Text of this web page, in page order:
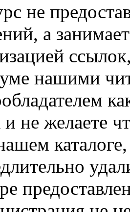
не
а
нашими
и не желаете